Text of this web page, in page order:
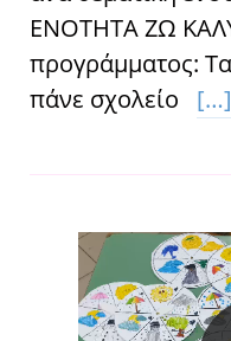
ΕΝΟΤΗΤΑ ΖΩ
προγράμματος:
πάνε σχολείο […]